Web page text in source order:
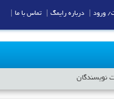
نویسندگان
ورود درباره رایمگ تماس با ما